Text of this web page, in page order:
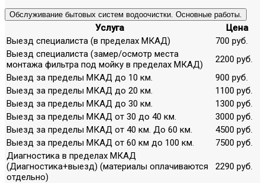
Обслуживание бытовых систем водоочистки. Основные работы.
Услуга
Цена
Выезд специалиста (в пределах МКАД)
700 руб.
Выезд специалиста (замер/осмотр места
монтажа фильтра под мойку в пределах МКАД)
2200 руб.
Выезд за пределы МКАД до 10 км.
900 руб.
Выезд за пределы МКАД до 20 км.
1100 руб.
Выезд за пределы МКАД до 30 км.
1300 руб.
Выезд за пределы МКАД от 30 до 40 км.
3000 руб.
Выезд за пределы МКАД от 40 км. До 60 км.
4500 руб.
Выезд за пределы МКАД от 60 км до 100 км.
7500 руб.
Диагностика в пределах МКАД
(Диагностика+выезд) (материалы оплачиваются
отдельно)
2290 руб.